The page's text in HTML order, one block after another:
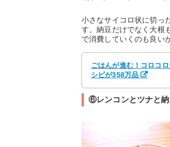
小さなサイコロ状に切っ
す。納豆だけでなく大根
で消費していくのも良い
ごはんが進む！コロコ
シピが358万品
⑥レンコンとツナと